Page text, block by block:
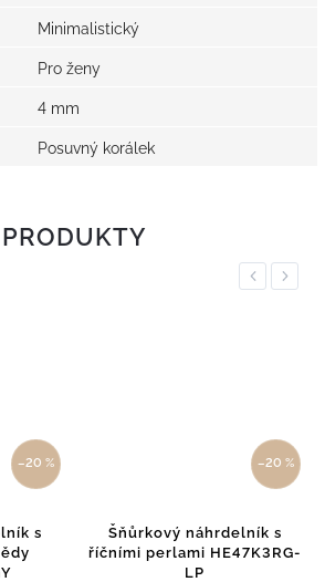
Minimalistický
Pro ženy
4 mm
Posuvný korálek
Previous
–20 %
s
–20 %
Šňůrkový náhrdelník s
říčními perlami HE47K3RG-
LP
Next